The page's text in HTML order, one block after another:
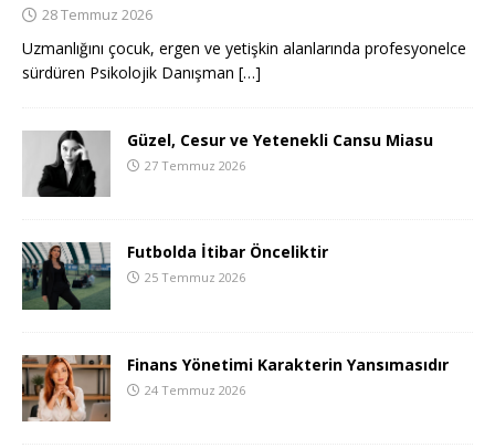
28 Temmuz 2026
Uzmanlığını çocuk, ergen ve yetişkin alanlarında profesyonelce
sürdüren Psikolojik Danışman […]
Güzel, Cesur ve Yetenekli Cansu Miasu
27 Temmuz 2026
Futbolda İtibar Önceliktir
25 Temmuz 2026
Finans Yönetimi Karakterin Yansımasıdır
24 Temmuz 2026